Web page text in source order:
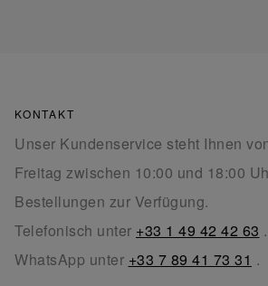
KONTAKT
Unser Kundenservice steht Ihnen
Freitag zwischen 10:00 und 18:00
Bestellungen zur Verfügung.
Telefonisch unter +33 1 49 42 42 63 .
WhatsApp unter +33 7 89 41 73 31 .